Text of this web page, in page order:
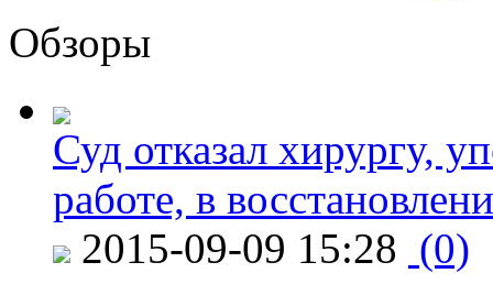
Обзоры
Суд отказал хирургу,
работе, в
2015-09-09 15:28 (0)